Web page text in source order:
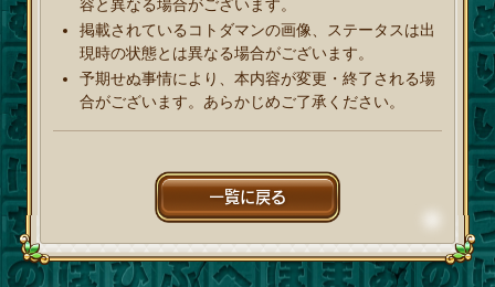
容と異なる場合がございます。
掲載されているコトダマンの画像、ステータスは出
現時の状態とは異なる場合がございます。
予期せぬ事情により、本内容が変更・終了される場
合がございます。あらかじめご了承ください。
一覧に戻る